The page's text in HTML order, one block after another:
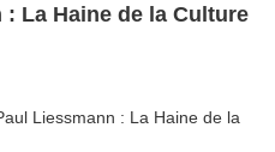
La Haine de la Culture